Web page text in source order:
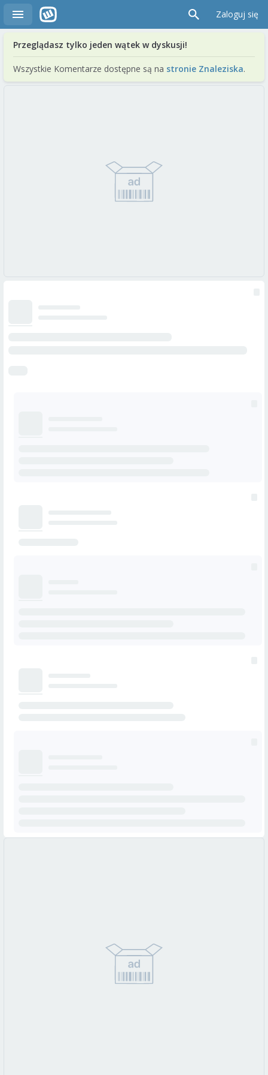
Zaloguj się
Przeglądasz tylko jeden wątek w dyskusji!
Wszystkie Komentarze dostępne są na stronie Znaleziska.